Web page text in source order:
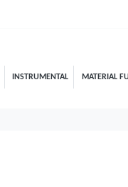
INSTRUMENTAL MATERIAL